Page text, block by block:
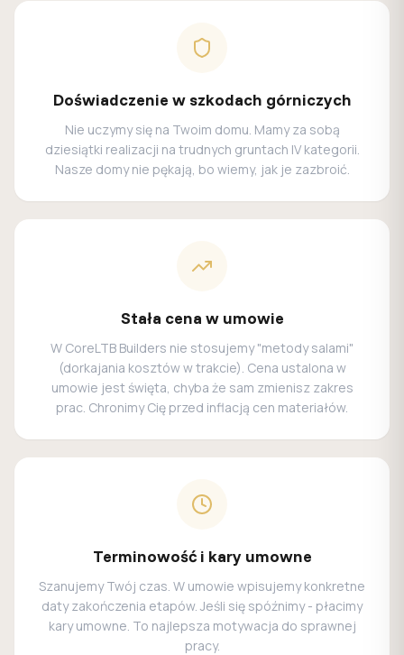
Doświadczenie w szkodach górniczych
Nie uczymy się na Twoim domu. Mamy za sobą
dziesiątki realizacji na trudnych gruntach IV kategorii.
Nasze domy nie pękają, bo wiemy, jak je zazbroić.
Stała cena w umowie
W CoreLTB Builders nie stosujemy "metody salami"
(dorkajania kosztów w trakcie). Cena ustalona w
umowie jest święta, chyba że sam zmienisz zakres
prac. Chronimy Cię przed inflacją cen materiałów.
Terminowość i kary umowne
Szanujemy Twój czas. W umowie wpisujemy konkretne
daty zakończenia etapów. Jeśli się spóźnimy - płacimy
kary umowne. To najlepsza motywacja do sprawnej
pracy.